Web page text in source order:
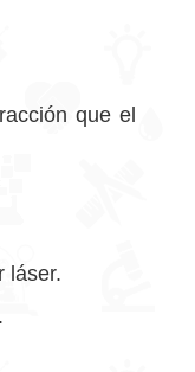
que el
láser.